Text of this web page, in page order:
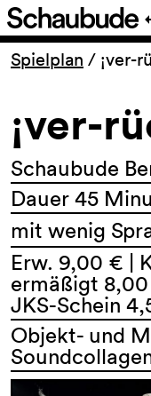
Ticket
Über
Spielplan / ¡ver-
¡ver-
Schaubude
Dauer 45
mit wenig
Erw. 9,00 € |
ermäßigt
JKS-Schein
Objekt- und